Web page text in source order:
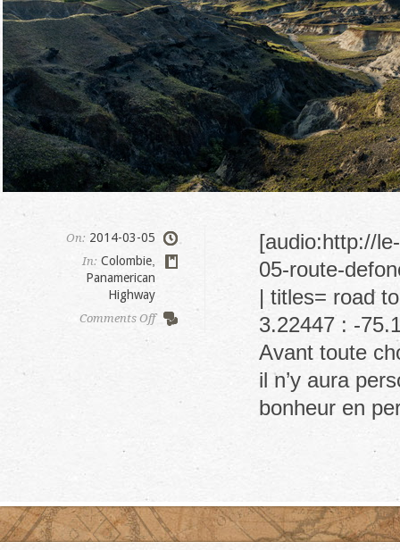
On: 2014-03-05
In: Colombie
Panamerican
Highway
Comments Offon
[audio:http://
05-route-
| titles= road
3.22447 : -
Avant toute
il n’y aura
bonheur en